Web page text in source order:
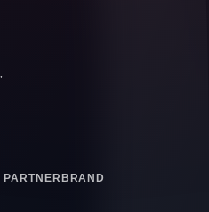
PARTNER BRAND